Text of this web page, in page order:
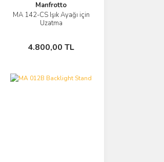
Manfrotto
MA 142-CS Işık Ayağı için
Uzatma
4.800,00 TL
Görüntüle
Sepete Ekle